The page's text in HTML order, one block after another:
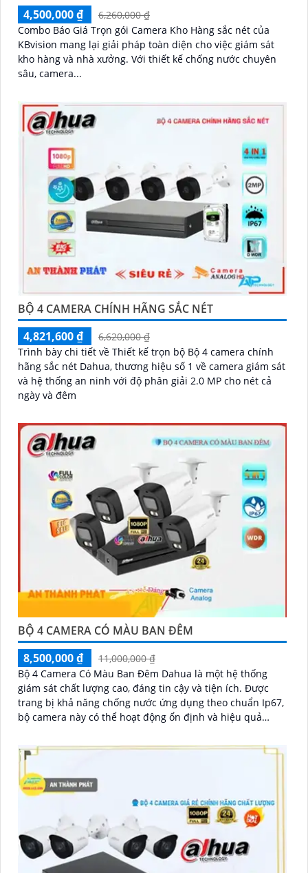
4,500,000 ₫
6,260,000 ₫
Combo Báo Giá Trọn gói Camera Kho Hàng sắc nét của
KBvision mang lại giải pháp toàn diện cho việc giám sát
kho hàng và nhà xưởng. Với thiết kế chống nước chuyên
sâu, camera...
BỘ 4 CAMERA CHÍNH HÃNG SẮC NÉT
4,821,600 ₫
6,620,000 ₫
Trình bày chi tiết về Thiết kế trọn bộ Bộ 4 camera chính
hãng sắc nét Dahua, thương hiệu số 1 về camera giám sát
và hệ thống an ninh với độ phân giải 2.0 MP cho nét cả
ngày và đêm
BỘ 4 CAMERA CÓ MÀU BAN ĐÊM
8,500,000 ₫
11,000,000 ₫
Bộ 4 Camera Có Màu Ban Đêm Dahua là một hệ thống
giám sát chất lượng cao, đáng tin cậy và tiện ích. Được
trang bị khả năng chống nước ứng dụng theo chuẩn Ip67,
bộ camera này có thể hoạt động ổn định và hiệu quả